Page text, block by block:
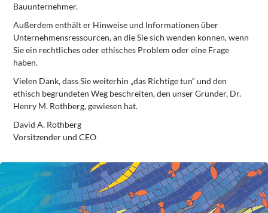
Bauunternehmer.
Außerdem enthält er Hinweise und Informationen über
Unternehmensressourcen, an die Sie sich wenden können, wenn
Sie ein rechtliches oder ethisches Problem oder eine Frage
haben.
Vielen Dank, dass Sie weiterhin „das Richtige tun“ und den
ethisch begründeten Weg beschreiten, den unser Gründer, Dr.
Henry M. Rothberg, gewiesen hat.
David A. Rothberg
Vorsitzender und CEO